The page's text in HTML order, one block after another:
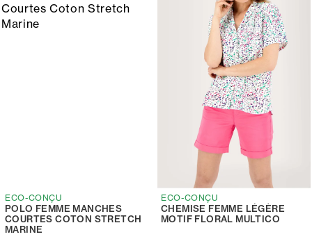
ECO-CONÇU
POLO FEMME MANCHES
COURTES COTON STRETCH
MARINE
ECO-CONÇU
CHEMISE FEMME LÉGÈRE
MOTIF FLORAL MULTICO